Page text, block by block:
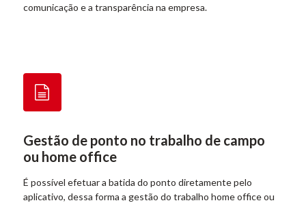
comunicação e a transparência na empresa.
Gestão de ponto no trabalho de campo
ou home office
É possível efetuar a batida do ponto diretamente pelo
aplicativo, dessa forma a gestão do trabalho home office ou